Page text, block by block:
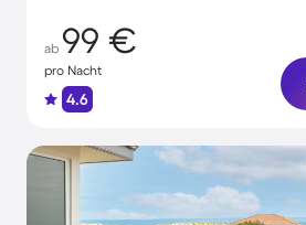
ab 99 €
pro Nacht
4.6